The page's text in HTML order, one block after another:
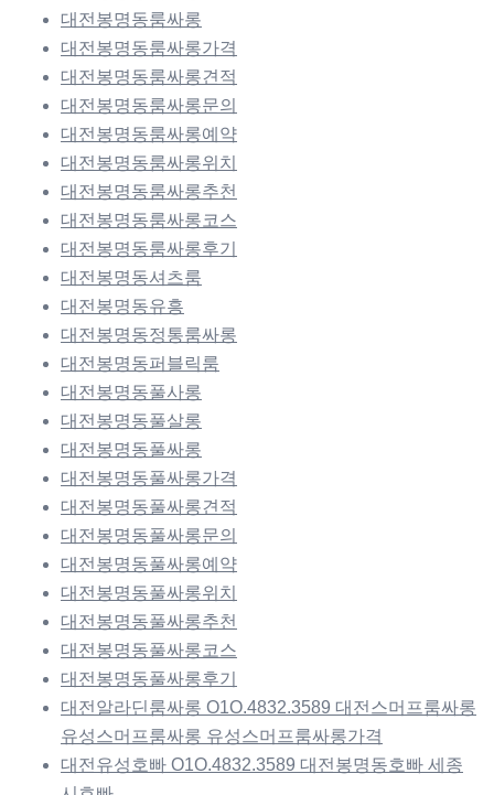
대전봉명동룸싸롱
대전봉명동룸싸롱가격
대전봉명동룸싸롱견적
대전봉명동룸싸롱문의
대전봉명동룸싸롱예약
대전봉명동룸싸롱위치
대전봉명동룸싸롱추천
대전봉명동룸싸롱코스
대전봉명동룸싸롱후기
대전봉명동셔츠룸
대전봉명동유흥
대전봉명동정통룸싸롱
대전봉명동퍼블릭룸
대전봉명동풀사롱
대전봉명동풀살롱
대전봉명동풀싸롱
대전봉명동풀싸롱가격
대전봉명동풀싸롱견적
대전봉명동풀싸롱문의
대전봉명동풀싸롱예약
대전봉명동풀싸롱위치
대전봉명동풀싸롱추천
대전봉명동풀싸롱코스
대전봉명동풀싸롱후기
대전알라딘룸싸롱 O1O.4832.3589 대전스머프룸싸롱
유성스머프룸싸롱 유성스머프룸싸롱가격
대전유성호빠 O1O.4832.3589 대전봉명동호빠 세종